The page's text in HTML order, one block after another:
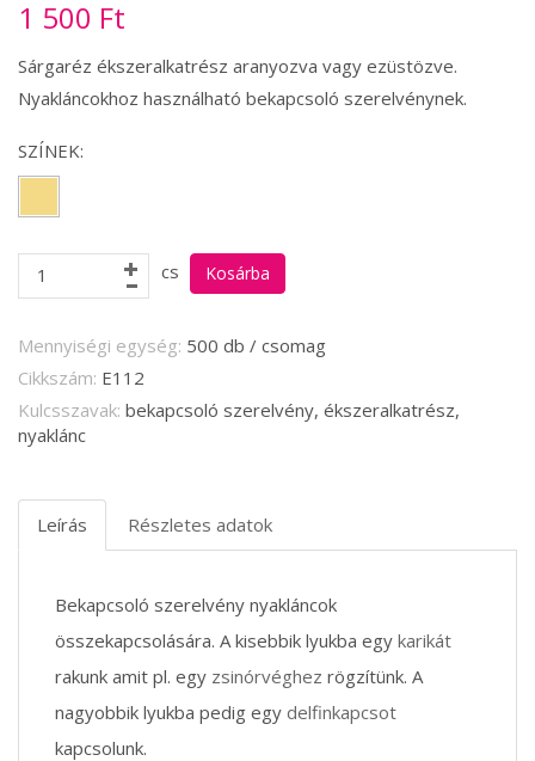
1 500 Ft
Sárgaréz ékszeralkatrész aranyozva vagy ezüstözve.
Nyakláncokhoz használható bekapcsoló szerelvénynek.
SZÍNEK:
cs
Mennyiségi egység: 500 db / csomag
Cikkszám: E112
Kulcsszavak: bekapcsoló szerelvény, ékszeralkatrész,
nyaklánc
Leírás Részletes adatok
Bekapcsoló szerelvény nyakláncok
összekapcsolására. A kisebbik lyukba egy karikát
rakunk amit pl. egy zsinórvéghez rögzítünk. A
nagyobbik lyukba pedig egy delfinkapcsot
kapcsolunk.